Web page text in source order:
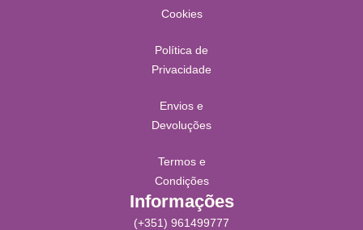
Cookies
Política de
Privacidade
Envios e
Devoluções
Termos e
Condições
Informações
(+351) 961499777